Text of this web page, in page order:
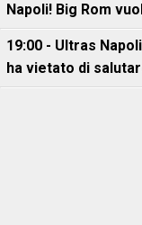
Napoli! Big Rom
19:00 - Ultras
ha vietato di